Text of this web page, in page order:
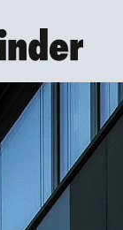
toon alles